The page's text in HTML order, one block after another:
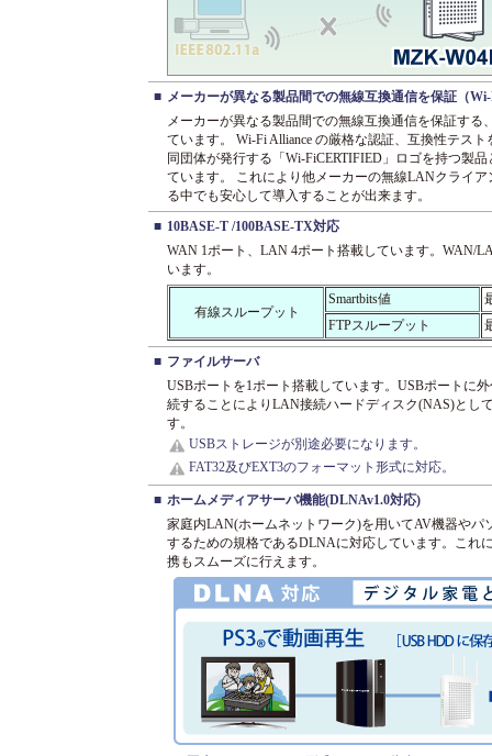
■ メーカーが異なる製品間での無線互換通信を保証（
メーカーが異なる製品間での無線互換通信を保証する
ています。 Wi-Fi Alliance の厳格な認証、互換性テス
同団体が発行する「Wi-FiCERTIFIED」ロゴを持つ製
ています。 これにより他メーカーの無線LANクライ
る中でも安心して導入することが出来ます。
■ 10BASE-T /100BASE-TX対応
WAN 1ポート、LAN 4ポート搭載しています。WAN/
います。
有線スループット
Smartbits値
FTPスループット
■ ファイルサーバ
USBポートを1ポート搭載しています。USBポートに
続することによりLAN接続ハードディスク(NAS)とし
す。
USBストレージが別途必要になります。
FAT32及びEXT3のフォーマット形式に対応。
■ ホームメディアサーバ機能(DLNAv1.0対応)
家庭内LAN(ホームネットワーク)を用いてAV機器や
するための規格であるDLNAに対応しています。これ
携もスムーズに行えます。